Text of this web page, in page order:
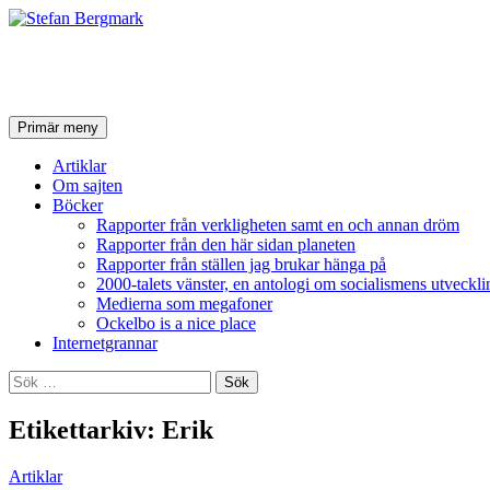
SökPrimär meny Hoppa
till
innehåll
Artiklar
Om sajten
Böcker
Rapporter från verkligheten samt en och annan dröm
Rapporter från den här sidan planeten
Rapporter från ställen jag brukar hänga på
2000-talets vänster, en antologi om socialismens
Medierna som megafoner
Ockelbo is a nice place
Internetgrannar
Sök
efter:
Etikettarkiv: Erik
Artiklar